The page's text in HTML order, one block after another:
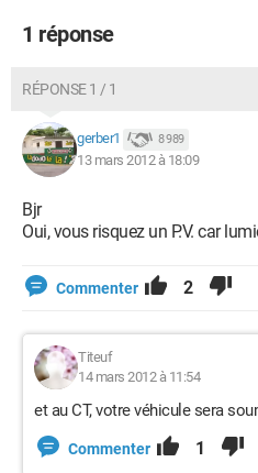
1 réponse
RÉPONSE 1 / 1
gerber1 8 989
13 mars 2012 à 18:09
Bjr
Oui, vous risquez un P.V. car
Commenter 2
Titeuf
14 mars 2012 à 11:54
et au CT, votre véhicule sera
Commenter 1